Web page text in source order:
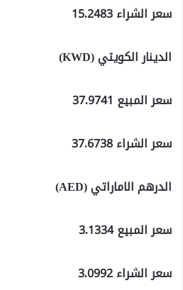
سعر الشراء 15.2483
الدينار الكويتي (KWD)
سعر المبيع 37.9741
سعر الشراء 37.6738
الدرهم الاماراتي (AED)
سعر المبيع 3.1334
سعر الشراء 3.0992